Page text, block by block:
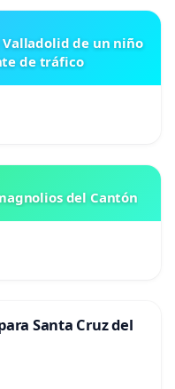
de un niño
de tráfico
del Cantón
Santa Cruz del